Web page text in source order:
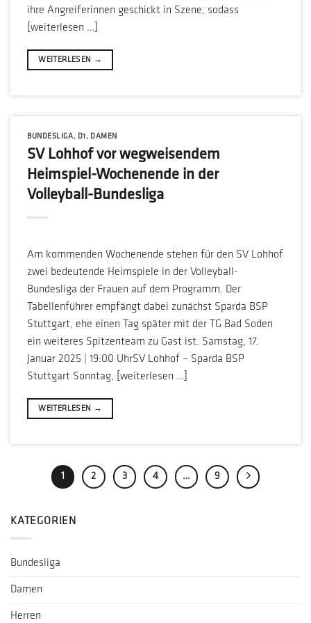
ihre Angreiferinnen geschickt in Szene, sodass
[weiterlesen …]
WEITERLESEN →
BUNDESLIGA, D1, DAMEN
SV Lohhof vor wegweisendem
Heimspiel-Wochenende in der
Volleyball-Bundesliga
Am kommenden Wochenende stehen für den SV Lohhof
zwei bedeutende Heimspiele in der Volleyball-
Bundesliga der Frauen auf dem Programm. Der
Tabellenführer empfängt dabei zunächst Sparda BSP
Stuttgart, ehe einen Tag später mit der TG Bad Soden
ein weiteres Spitzenteam zu Gast ist. Samstag, 17.
Januar 2025 | 19:00 UhrSV Lohhof – Sparda BSP
Stuttgart Sonntag, [weiterlesen …]
WEITERLESEN →
1 2 3 4 … 9
KATEGORIEN
Bundesliga
Damen
Herren